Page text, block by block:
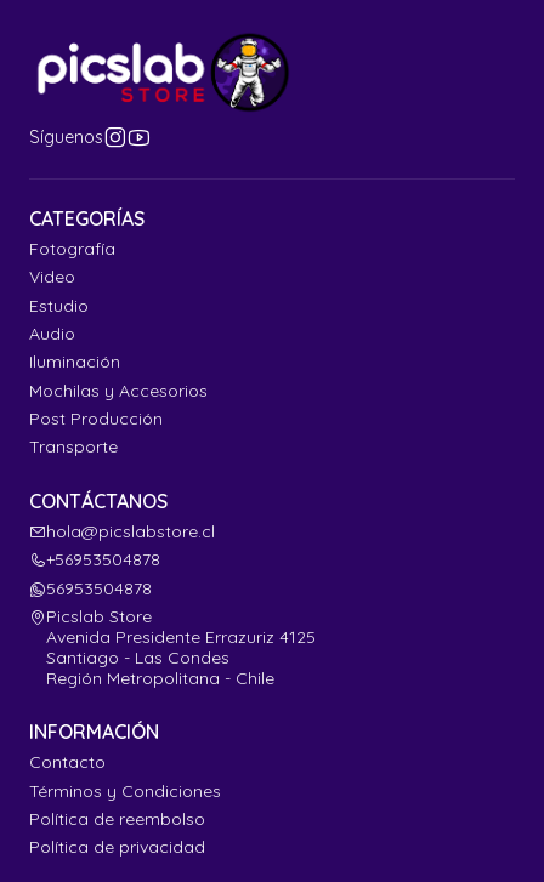
Síguenos
CATEGORÍAS
Fotografía
Video
Estudio
Audio
Iluminación
Mochilas y Accesorios
Post Producción
Transporte
CONTÁCTANOS
hola@picslabstore.cl
+56953504878
56953504878
Picslab Store
Avenida Presidente Errazuriz 4125
Santiago - Las Condes
Región Metropolitana - Chile
INFORMACIÓN
Contacto
Términos y Condiciones
Política de reembolso
Política de privacidad